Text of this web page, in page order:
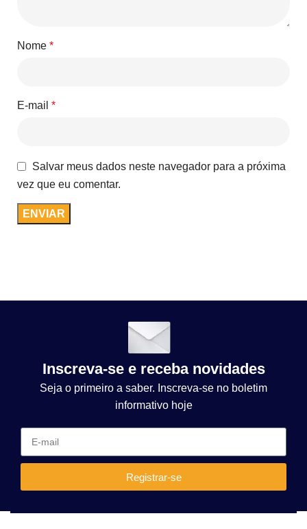
Nome *
E-mail *
Salvar meus dados neste navegador para a próxima
vez que eu comentar.
Inscreva-se e receba novidades
Seja o primeiro a saber. Inscreva-se no boletim
informativo hoje
Registrar-se